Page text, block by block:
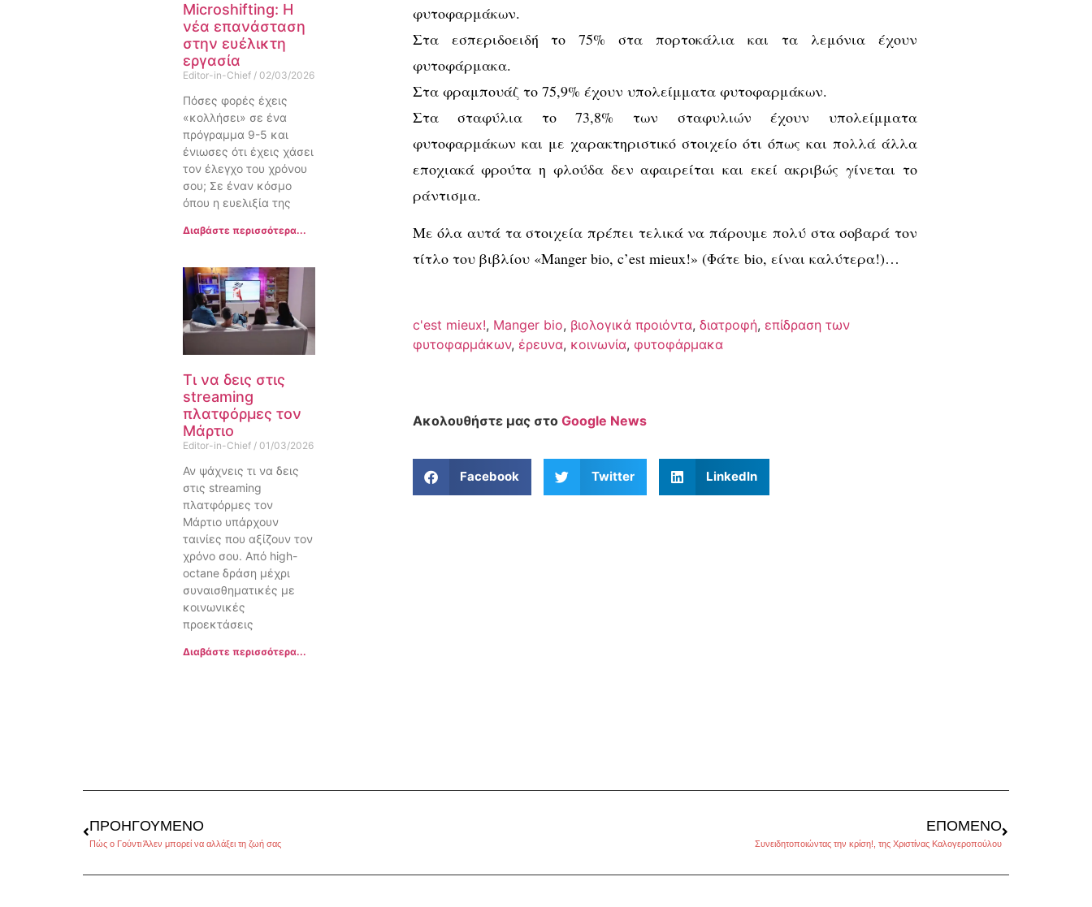
Microshifting: Η
νέα επανάσταση
στην ευέλικτη
εργασία
Editor-in-Chief 02/03/2026
Πόσες φορές έχεις
«κολλήσει» σε ένα
πρόγραμμα 9-5 και
ένιωσες ότι έχεις χάσει
τον έλεγχο του χρόνου
σου; Σε έναν κόσμο
όπου η ευελιξία της
Διαβάστε περισσότερα...
Τι να δεις στις
streaming
πλατφόρμες τον
Μάρτιο
Editor-in-Chief 01/03/2026
Αν ψάχνεις τι να δεις
στις streaming
πλατφόρμες τον
Μάρτιο υπάρχουν
ταινίες που αξίζουν τον
χρόνο σου. Από high-
octane δράση μέχρι
συναισθηματικές με
κοινωνικές
προεκτάσεις
Διαβάστε περισσότερα...
φυτοφαρμάκων.
Στα εσπεριδοειδή το 75% στα πορτοκάλια και τα λεμόνια έχουν
φυτοφάρμακα.
Στα φραμπουάζ το 75,9% έχουν υπολείμματα φυτοφαρμάκων.
Στα σταφύλια το 73,8% των σταφυλιών έχουν υπολείμματα
φυτοφαρμάκων και με χαρακτηριστικό στοιχείο ότι όπως και πολλά άλλα
εποχιακά φρούτα η φλούδα δεν αφαιρείται και εκεί ακριβώς γίνεται το
ράντισμα.
Με όλα αυτά τα στοιχεία πρέπει τελικά να πάρουμε πολύ στα σοβαρά τον
τίτλο του βιβλίου «Manger bio, c’est mieux!» (Φάτε bio, είναι καλύτερα!)…
c'est mieux!, Manger bio, βιολογικά προιόντα, διατροφή, επίδραση των
φυτοφαρμάκων, έρευνα, κοινωνία, φυτοφάρμακα
Ακολουθήστε μας στο Google News
Facebook Twitter LinkedIn
ΠΡΟΗΓΟΎΜΕΝΟ
Πώς ο Γούντι Άλεν μπορεί να αλλάξει τη ζωή σας
ΕΠΌΜΕΝΟ
Συνειδητοποιώντας την κρίση!, της Χριστίνας Καλογεροπούλου